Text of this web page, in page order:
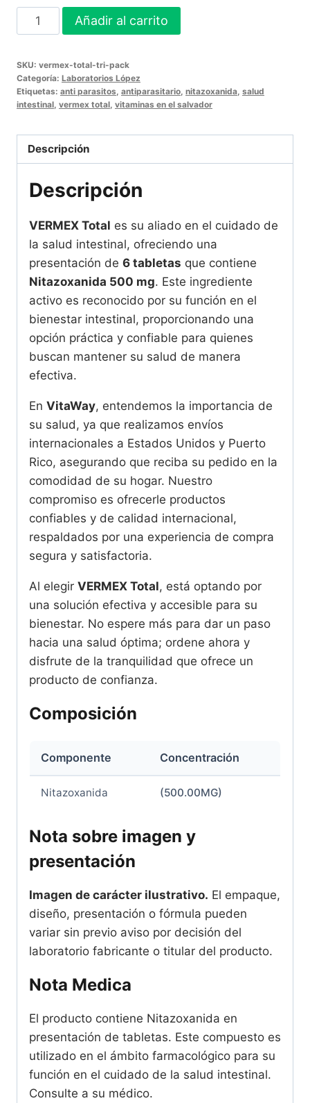
VERMEX
Total
Tabletas
-
Protección
cantidad
Añadir al carrito
SKU: vermex-total-tri-pack
Categoría: Laboratorios López
Etiquetas: anti parasitos, antiparasitario, nitazoxanida, salud
intestinal, vermex total, vitaminas en el salvador
Descripción
Descripción
VERMEX Total es su aliado en el cuidado de
la salud intestinal, ofreciendo una
presentación de 6 tabletas que contiene
Nitazoxanida 500 mg. Este ingrediente
activo es reconocido por su función en el
bienestar intestinal, proporcionando una
opción práctica y confiable para quienes
buscan mantener su salud de manera
efectiva.
En VitaWay, entendemos la importancia de
su salud, ya que realizamos envíos
internacionales a Estados Unidos y Puerto
Rico, asegurando que reciba su pedido en la
comodidad de su hogar. Nuestro
compromiso es ofrecerle productos
confiables y de calidad internacional,
respaldados por una experiencia de compra
segura y satisfactoria.
Al elegir VERMEX Total, está optando por
una solución efectiva y accesible para su
bienestar. No espere más para dar un paso
hacia una salud óptima; ordene ahora y
disfrute de la tranquilidad que ofrece un
producto de confianza.
Composición
Componente Concentración
Nitazoxanida (500.00MG)
Nota sobre imagen y
presentación
Imagen de carácter ilustrativo. El empaque,
diseño, presentación o fórmula pueden
variar sin previo aviso por decisión del
laboratorio fabricante o titular del producto.
Nota Medica
El producto contiene Nitazoxanida en
presentación de tabletas. Este compuesto es
utilizado en el ámbito farmacológico para su
función en el cuidado de la salud intestinal.
Consulte a su médico.